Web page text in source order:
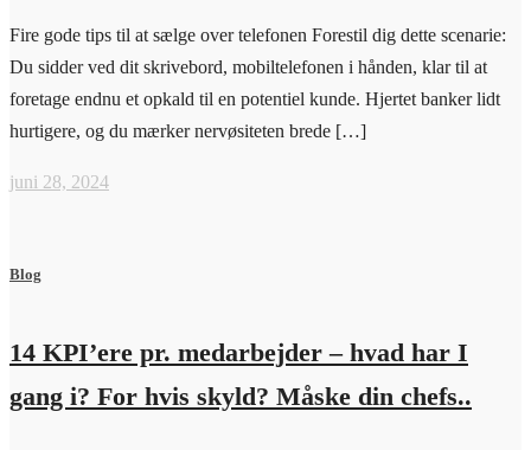
Fire gode tips til at sælge over telefonen Forestil dig dette scenarie:
Du sidder ved dit skrivebord, mobiltelefonen i hånden, klar til at
foretage endnu et opkald til en potentiel kunde. Hjertet banker lidt
hurtigere, og du mærker nervøsiteten brede […]
juni 28, 2024
Blog
14 KPI’ere pr. medarbejder – hvad har I
gang i? For hvis skyld? Måske din chefs..